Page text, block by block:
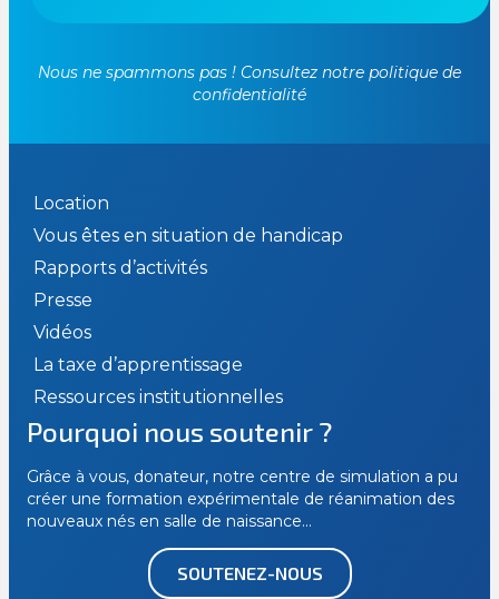
Nous ne spammons pas ! Consultez notre politique de
confidentialité
Location
Vous êtes en situation de handicap
Rapports d’activités
Presse
Vidéos
La taxe d’apprentissage
Ressources institutionnelles
Pourquoi nous soutenir ?
Grâce à vous, donateur, notre centre de simulation a pu
créer une formation expérimentale de réanimation des
nouveaux nés en salle de naissance…
SOUTENEZ-NOUS